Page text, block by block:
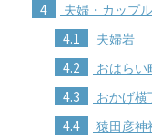
4 夫婦・カップ
4.1 夫婦岩
4.2 おはらい
4.3 おかげ横
4.4 猿田彦神